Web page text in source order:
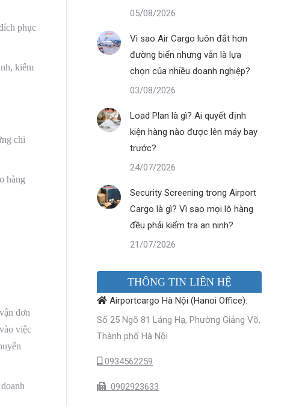
phục
kiểm
chi
hàng
đơn
việc
05/08/2026
Vì sao Air Cargo luôn đắt hơn
đường biển nhưng vẫn là lựa
chọn của nhiều doanh nghiệp?
03/08/2026
Load Plan là gì? Ai quyết định
kiện hàng nào được lên máy bay
trước?
24/07/2026
Security Screening trong Airport
Cargo là gì? Vì sao mọi lô hàng
đều phải kiểm tra an ninh?
21/07/2026
THÔNG TIN LIÊN HỆ
Airportcargo Hà Nội (Hanoi Office):
Số 25 Ngõ 81 Láng Hạ, Phường Giảng Võ,
Thành phố Hà Nội
0934562259
0902923633